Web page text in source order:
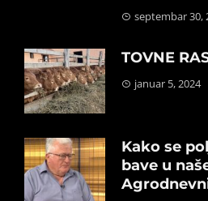
septembar 30,
TOVNE
januar 5, 2024
Kako se
bave u